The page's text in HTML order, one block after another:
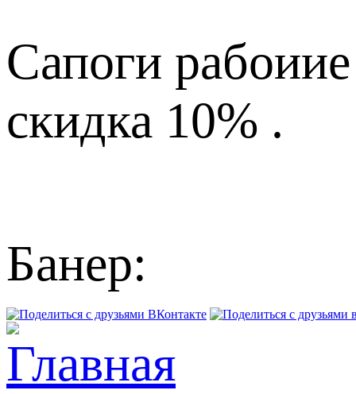
Сапоги
скидка 10% .
Банер: